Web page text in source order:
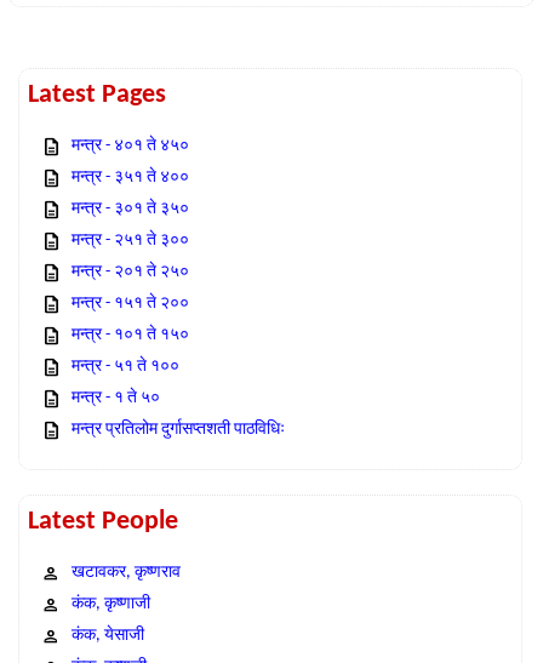
Latest Pages
मन्त्र - ४०१ ते ४५०
मन्त्र - ३५१ ते ४००
मन्त्र - ३०१ ते ३५०
मन्त्र - २५१ ते ३००
मन्त्र - २०१ ते २५०
मन्त्र - १५१ ते २००
मन्त्र - १०१ ते १५०
मन्त्र - ५१ ते १००
मन्त्र - १ ते ५०
मन्त्र प्रतिलोम दुर्गासप्तशती पाठविधिः
Latest People
खटावकर, कृष्णराव
कंक, कृष्णाजी
कंक, येसाजी